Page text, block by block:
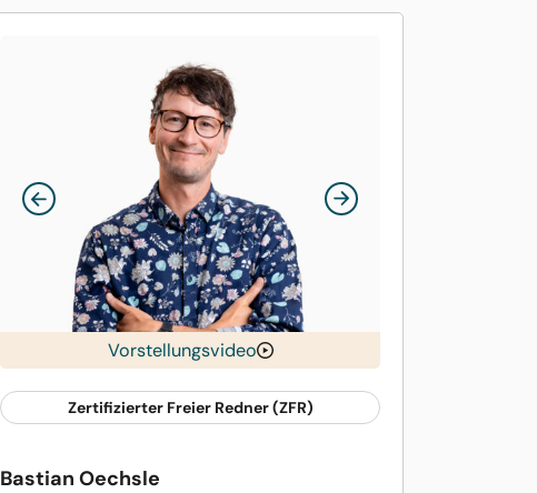
Vorstellungsvideo
Zertifizierter Freier Redner (ZFR)
Bastian Oechsle